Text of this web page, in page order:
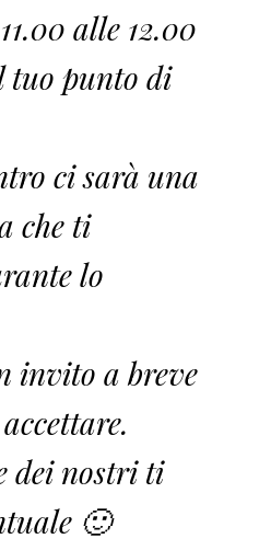
alle 12.00
tuo punto di
ci sarà una
che ti
lo
invito a breve
dei nostri ti
🙂